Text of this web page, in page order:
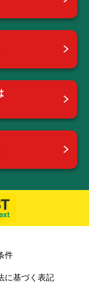
件
に基づく表記